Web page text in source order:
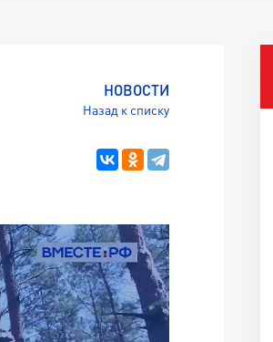
НОВОСТИ
Назад к списку